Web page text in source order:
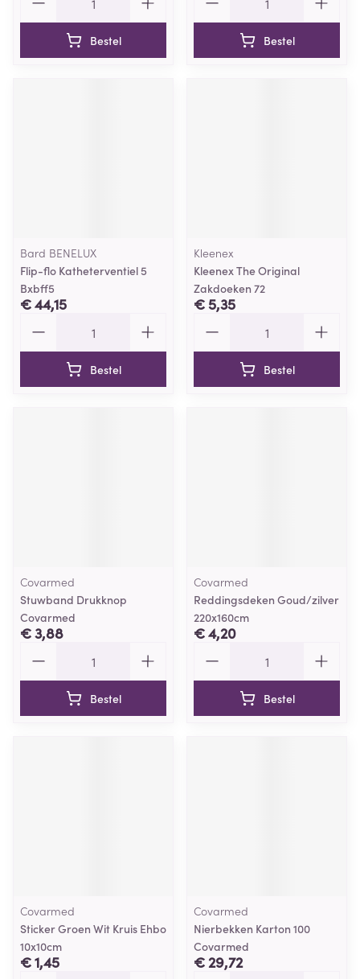
Bestel Bestel
Bard BENELUX
Flip-flo Katheterventiel 5
Bxbff5
€ 44,15
Bestel
Kleenex
Kleenex The Original
Zakdoeken 72
€ 5,35
Bestel
Covarmed
Stuwband Drukknop
Covarmed
€ 3,88
Bestel
Covarmed
Reddingsdeken Goud/zilver
220x160cm
€ 4,20
Bestel
Covarmed
Sticker Groen Wit Kruis Ehbo
10x10cm
€ 1,45
Covarmed
Nierbekken Karton 100
Covarmed
€ 29,72